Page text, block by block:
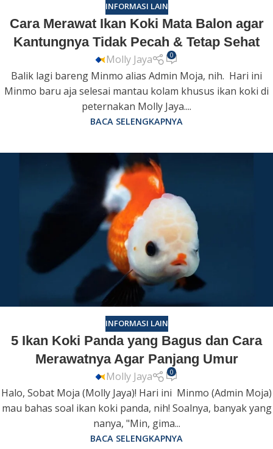
INFORMASI LAIN
Cara Merawat Ikan Koki Mata Balon agar
Kantungnya Tidak Pecah & Tetap Sehat
Molly Jaya 0
Balik lagi bareng Minmo alias Admin Moja, nih. Hari ini
Minmo baru aja selesai mantau kolam khusus ikan koki di
peternakan Molly Jaya....
BACA SELENGKAPNYA
INFORMASI LAIN
5 Ikan Koki Panda yang Bagus dan Cara
Merawatnya Agar Panjang Umur
Molly Jaya 0
Halo, Sobat Moja (Molly Jaya)! Hari ini Minmo (Admin Moja)
mau bahas soal ikan koki panda, nih! Soalnya, banyak yang
nanya, "Min, gima...
BACA SELENGKAPNYA